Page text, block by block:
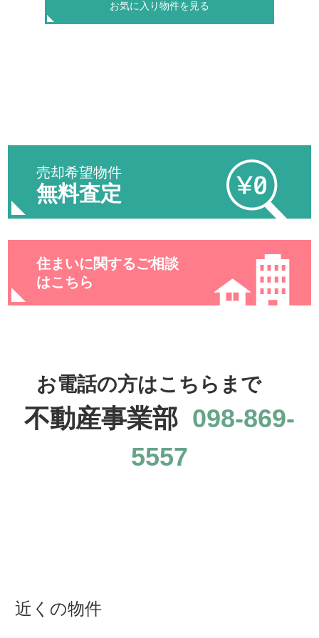
お気に入り物件を見る
売却希望物件
無料査定
住まいに関するご相談
はこちら
お電話の方はこちらまで
不動産事業部 098-869-
5557
近くの物件